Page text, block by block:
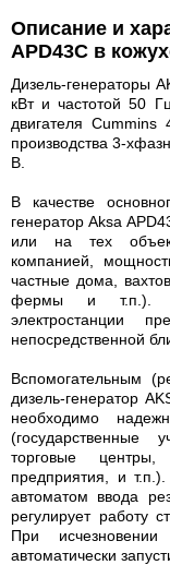
Описание и
APD43C в
Дизель-генераторы
кВт и частотой 50
двигателя
производства 3-
В.
В качестве
генератор Aksa
или на тех
компанией,
частные дома,
фермы и т.п.).
электростанции
непосредственной
Вспомогательным
дизель-генератор
необходимо
(государственные
торговые
предприятия, и
автоматом ввода
регулирует работу
При
автоматически